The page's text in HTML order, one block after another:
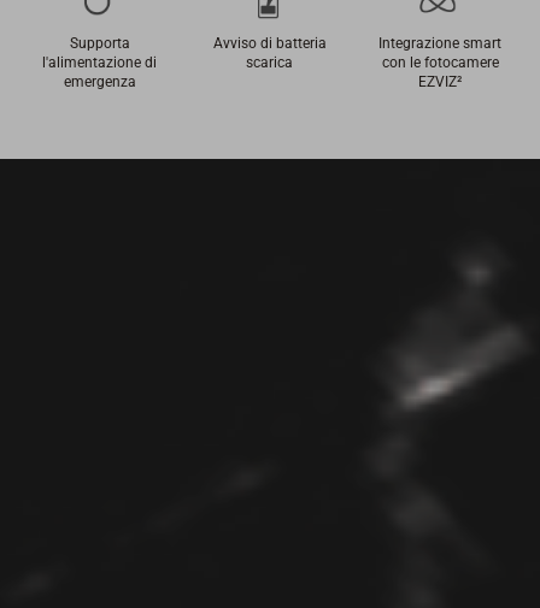
Supporta
l'alimentazione di
emergenza
Avviso di batteria
scarica
Integrazione smart
con le fotocamere
EZVIZ²